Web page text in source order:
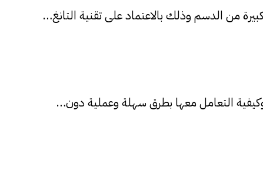
من الدسم وذلك بالاعتماد على تقنية التانغ…
التعامل معها بطرق سهلة وعملية دون…